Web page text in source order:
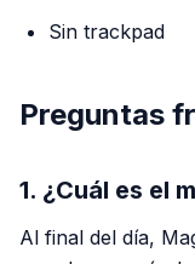
Sin trackpad
Preguntas
1. ¿Cuál es el
Al final del día,